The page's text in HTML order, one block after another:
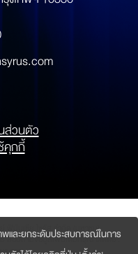
ส่วนตัว
คุกกี้
นันเซีย ไซรัส จำกัด (มหาชน)
าร สอบถามข้อมูลเพิ่มเติมกรุณาติดต่อ :
พและยกระดับประสบการณ์ในการ